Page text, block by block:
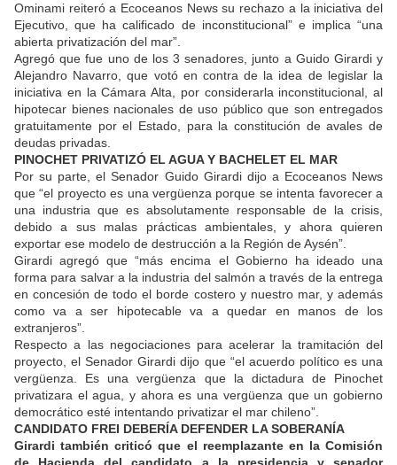
Ominami reiteró a Ecoceanos News su rechazo a la iniciativa del
Ejecutivo, que ha calificado de inconstitucional” e implica “una
abierta privatización del mar”.
Agregó que fue uno de los 3 senadores, junto a Guido Girardi y
Alejandro Navarro, que votó en contra de la idea de legislar la
iniciativa en la Cámara Alta, por considerarla inconstitucional, al
hipotecar bienes nacionales de uso público que son entregados
gratuitamente por el Estado, para la constitución de avales de
deudas privadas.
PINOCHET PRIVATIZÓ EL AGUA Y BACHELET EL MAR
Por su parte, el Senador Guido Girardi dijo a Ecoceanos News
que “el proyecto es una vergüenza porque se intenta favorecer a
una industria que es absolutamente responsable de la crisis,
debido a sus malas prácticas ambientales, y ahora quieren
exportar ese modelo de destrucción a la Región de Aysén”.
Girardi agregó que “más encima el Gobierno ha ideado una
forma para salvar a la industria del salmón a través de la entrega
en concesión de todo el borde costero y nuestro mar, y además
como va a ser hipotecable va a quedar en manos de los
extranjeros”.
Respecto a las negociaciones para acelerar la tramitación del
proyecto, el Senador Girardi dijo que “el acuerdo político es una
vergüenza. Es una vergüenza que la dictadura de Pinochet
privatizara el agua, y ahora es una vergüenza que un gobierno
democrático esté intentando privatizar el mar chileno”.
CANDIDATO FREI DEBERÍA DEFENDER LA SOBERANÍA
Girardi también criticó que el reemplazante en la Comisión